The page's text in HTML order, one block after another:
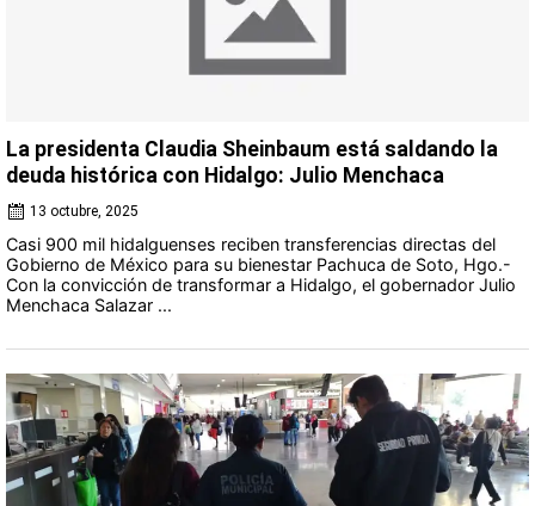
La presidenta Claudia Sheinbaum está saldando la
deuda histórica con Hidalgo: Julio Menchaca
13 octubre, 2025
Casi 900 mil hidalguenses reciben transferencias directas del
Gobierno de México para su bienestar Pachuca de Soto, Hgo.-
Con la convicción de transformar a Hidalgo, el gobernador Julio
Menchaca Salazar ...